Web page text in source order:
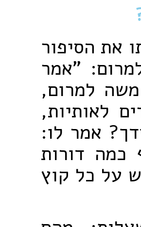
את הסיפור
"אמר
למרום,
לאותיות,
אמר לו:
כמה דורות
על כל קוץ